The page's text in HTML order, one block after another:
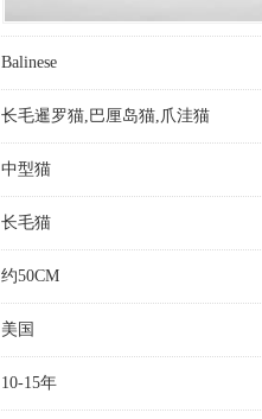
Balinese
长毛暹罗猫,巴厘岛猫,爪洼猫
中型猫
长毛猫
约50CM
美国
10-15年